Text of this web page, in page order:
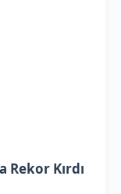
Kırdı